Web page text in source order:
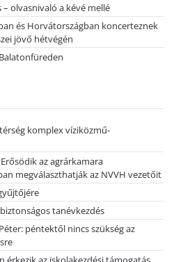
olvasnivaló a kévé mellé
és Horvátországban koncerteznek
jövő hétvégén
komplex víziközmű-
az agrárkamara
megválaszthatják az NVVH vezetőit
tanévkezdés
péntektől nincs szükség az